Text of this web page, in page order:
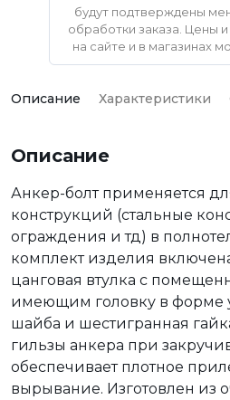
будут подтверждены
обработки заказа. Цены
на сайте и в магазинах
Описание Характеристики
Описание
Анкер-болт применяется
конструкций (стальные
ограждения и тд) в
комплект изделия
цанговая втулка с
имеющим головку в форме
шайба и шестигранная
гильзы анкера при
обеспечивает плотное
вырывание. Изготовлен из